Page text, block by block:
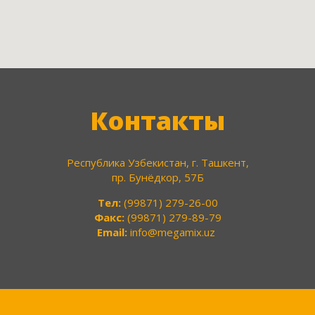
Контакты
Республика Узбекистан, г. Ташкент,
пр. Бунёдкор, 57Б
Тел: (99871) 279-26-00
Факс: (99871) 279-89-79
Email: info@megamix.uz